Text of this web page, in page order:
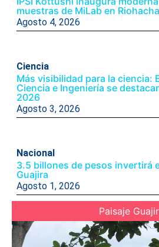
muestras de MiLab en Riohacha
Agosto 4, 2026
Ciencia
Más visibilidad para la ciencia:
Ciencia e Ingeniería se
2026
Agosto 3, 2026
Nacional
3.5 billones de pesos invertirá
Guajira
Agosto 1, 2026
Paisaje